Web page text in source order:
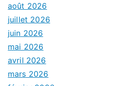
août 2026
juillet 2026
juin 2026
mai 2026
avril 2026
mars 2026